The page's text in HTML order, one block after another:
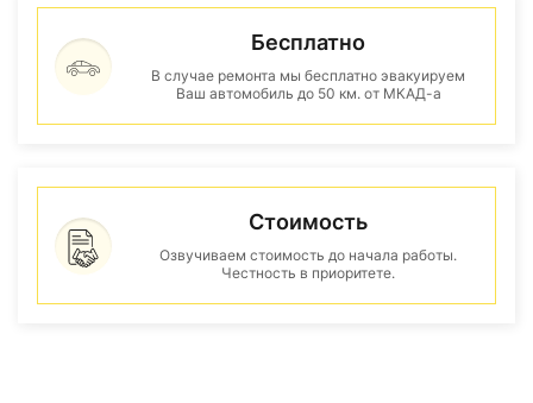
Бесплатно
В случае ремонта мы бесплатно эвакуируем
Ваш автомобиль до 50 км. от МКАД-а
Стоимость
Озвучиваем стоимость до начала работы.
Честность в приоритете.